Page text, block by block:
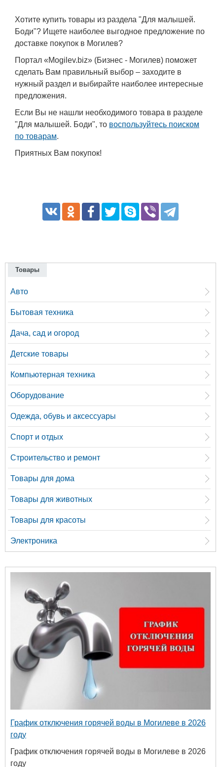
Хотите купить товары из раздела "Для малышей.
Боди"? Ищете наиболее выгодное предложение по
доставке покупок в Могилев?
Портал «Mogilev.biz» (Бизнес - Могилев) поможет
сделать Вам правильный выбор – заходите в
нужный раздел и выбирайте наиболее интересные
предложения.
Если Вы не нашли необходимого товара в разделе
"Для малышей. Боди", то воспользуйтесь поиском
по товарам.
Приятных Вам покупок!
Товары
Авто
Бытовая техника
Дача, сад и огород
Детские товары
Компьютерная техника
Оборудование
Одежда, обувь и аксессуары
Спорт и отдых
Строительство и ремонт
Товары для дома
Товары для животных
Товары для красоты
Электроника
График отключения горячей воды в Могилеве в 2026
году
График отключения горячей воды в Могилеве в 2026
году